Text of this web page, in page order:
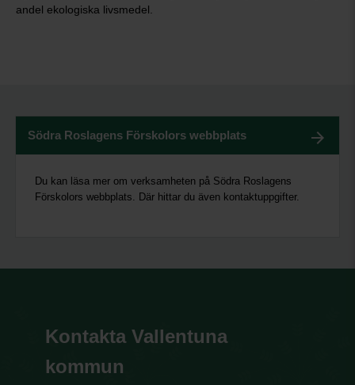
andel ekologiska livsmedel.
Södra Roslagens Förskolors webbplats
Du kan läsa mer om verksamheten på Södra Roslagens
Förskolors webbplats. Där hittar du även kontaktuppgifter.
Kontakta Vallentuna
kommun